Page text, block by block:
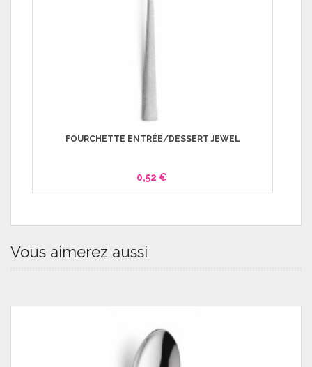
FOURCHETTE ENTRÉE/DESSERT JEWEL
0,52 €
Vous aimerez aussi